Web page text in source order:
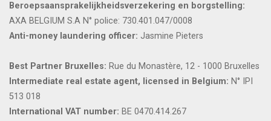
Beroepsaansprakelijkheidsverzekering en borgstelling:
AXA BELGIUM S.A N° police: 730.401.047/0008
Anti-money laundering officer: Jasmine Pieters
Best Partner Bruxelles: Rue du Monastère, 12 - 1000 Bruxelles
Intermediate real estate agent, licensed in Belgium: N° IPI
513 018
International VAT number: BE 0470.414.267